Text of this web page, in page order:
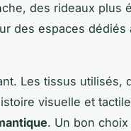
des rideaux plus
des espaces dédiés
Les tissus utilisés,
visuelle et
. Un bon